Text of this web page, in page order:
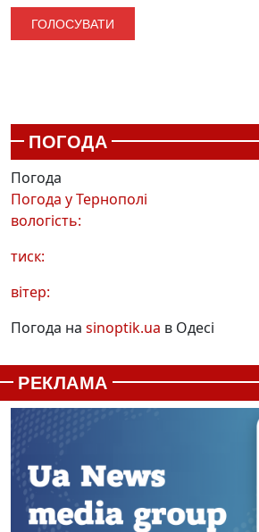
ПОГОДА
Погода
Погода уТернополі
вологість:
тиск:
вітер:
Погода на sinoptik.ua в Одесі
РЕКЛАМА